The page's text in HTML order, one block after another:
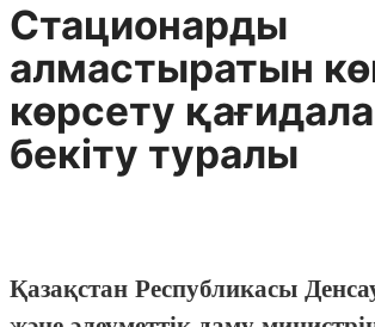
Стационарды
алмастыратын
көрсету
бекіту туралы
Қазақстан Республикасы